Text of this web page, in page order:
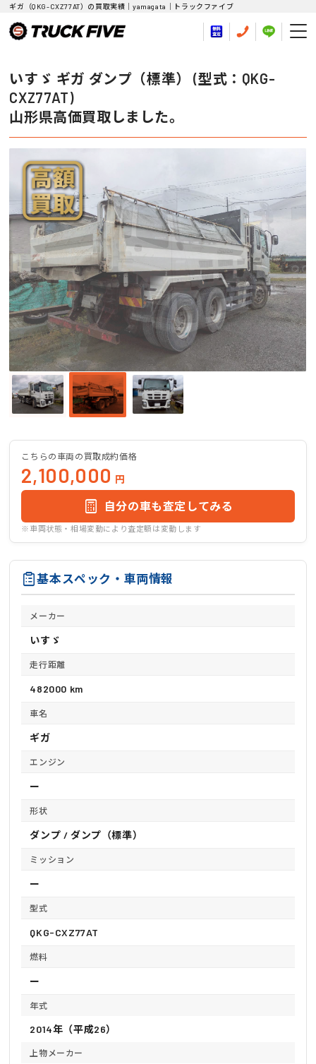
ギガ（QKG-CXZ77AT）の買取実績｜yamagata｜トラックファイブ
いすゞ ギガ ダンプ（標準） (型式：QKG-
CXZ77AT)
山形県高価買取しました。
こちらの車両の買取成約価格
2,100,000 円
自分の車も査定してみる
※車両状態・相場変動により査定額は変動します
基本スペック・車両情報
メーカー
いすゞ
走行距離
482000 km
車名
ギガ
エンジン
ー
形状
ダンプ / ダンプ（標準）
ミッション
ー
型式
QKG-CXZ77AT
燃料
ー
年式
2014年（平成26）
上物メーカー